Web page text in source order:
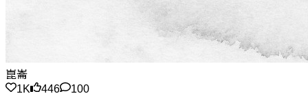
崑崙
1K
446
100